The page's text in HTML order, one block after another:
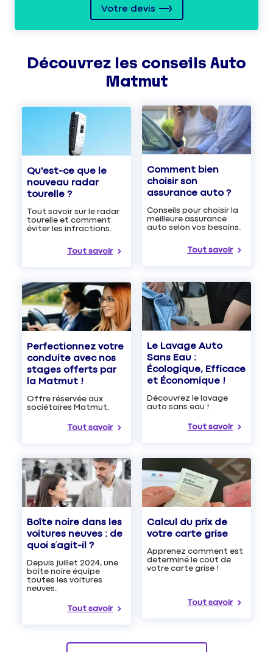
Votre devis
Découvrez les conseils Auto
Matmut
Qu'est-ce que le
nouveau radar
tourelle ?
Tout savoir sur le radar
tourelle et comment
éviter les infractions.
Tout savoir
Comment bien
choisir son
assurance auto ?
Conseils pour choisir la
meilleure assurance
auto selon vos besoins.
Tout savoir
Perfectionnez votre
conduite avec nos
stages offerts par
la Matmut !
Offre réservée aux
sociétaires Matmut.
Tout savoir
Le Lavage Auto
Sans Eau :
Écologique, Efficace
et Économique !
Découvrez le lavage
auto sans eau !
Tout savoir
Boîte noire dans les
voitures neuves : de
quoi s’agit-il ?
Depuis juillet 2024, une
boîte noire équipe
toutes les voitures
neuves.
Tout savoir
Calcul du prix de
votre carte grise
Apprenez comment est
determiné le coût de
votre carte grise !
Tout savoir